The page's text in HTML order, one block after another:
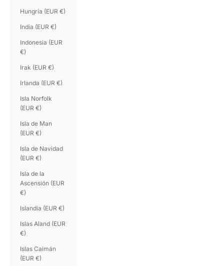
Hungría (EUR €)
India (EUR €)
Indonesia (EUR
€)
Irak (EUR €)
Irlanda (EUR €)
Isla Norfolk
(EUR €)
Isla de Man
(EUR €)
Isla de Navidad
(EUR €)
Isla de la
Ascensión (EUR
€)
Islandia (EUR €)
Islas Aland (EUR
€)
Islas Caimán
(EUR €)